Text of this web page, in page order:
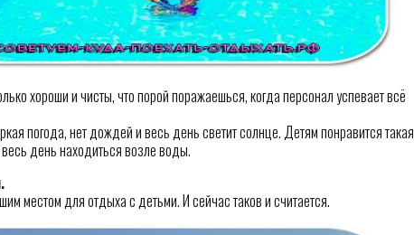
хороши и чисты, что порой поражаешься, когда персонал успевает всё
погода, нет дождей и весь день светит солнце. Детям понравится такая
день находиться возле воды.
местом для отдыха с детьми. И сейчас таков и считается.